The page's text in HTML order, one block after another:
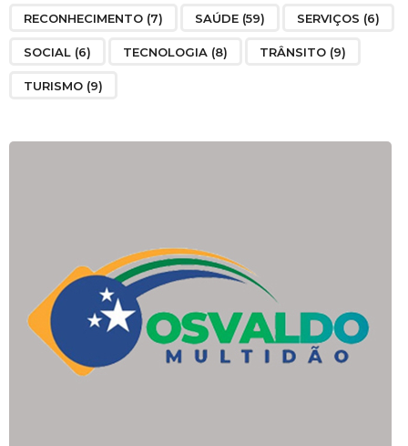
RECONHECIMENTO (7) SAÚDE (59) SERVIÇOS (6)
SOCIAL (6) TECNOLOGIA (8) TRÂNSITO (9)
TURISMO (9)